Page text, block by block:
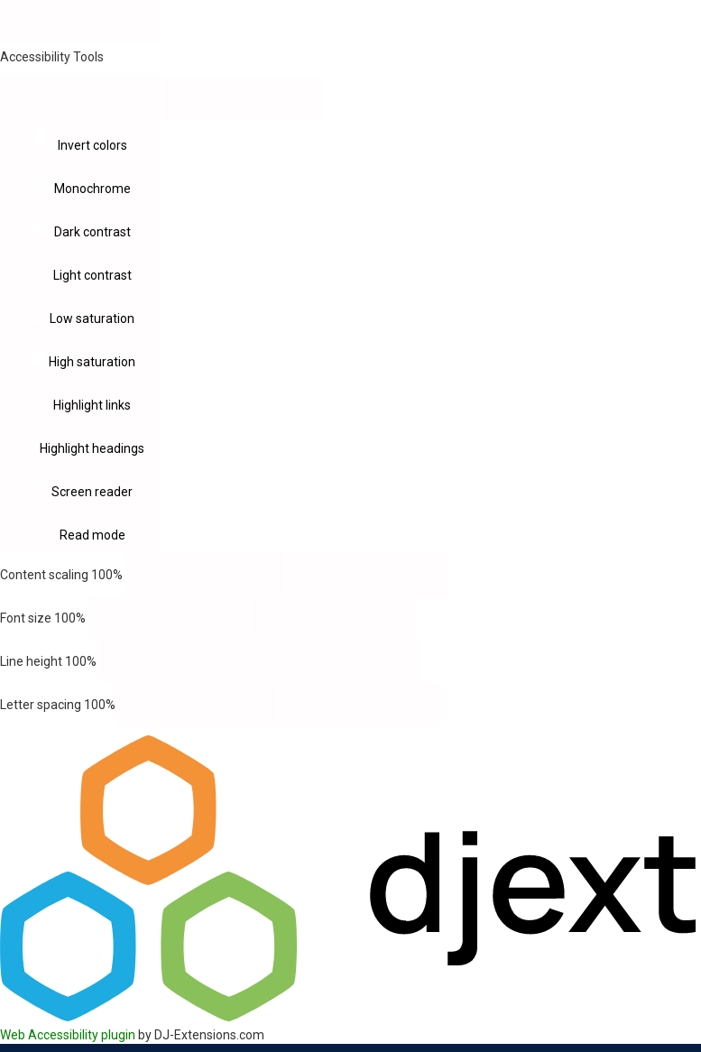
Accessibility Tools
Invert colors
Monochrome
Dark contrast
Light contrast
Low saturation
High saturation
Highlight links
Highlight headings
Screen reader
Read mode
Content scaling 100%
Font size 100%
Line height 100%
Letter spacing 100%
Web Accessibility plugin by DJ-Extensions.com